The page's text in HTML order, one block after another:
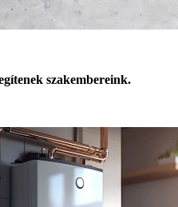
szakembereink.